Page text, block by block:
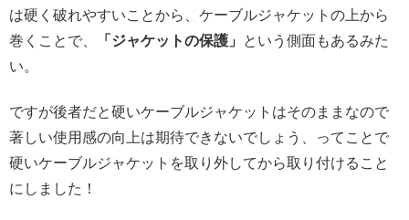
は硬く破れやすいことから、ケーブルジャケットの上から
巻くことで、
「ジャケットの保護」
という側面もあるみた
い。
ですが後者だと硬いケーブルジャケットはそのままなので
著しい使用感の向上は期待できないでしょう、ってことで
硬いケーブルジャケットを取り外してから取り付けること
にしました！